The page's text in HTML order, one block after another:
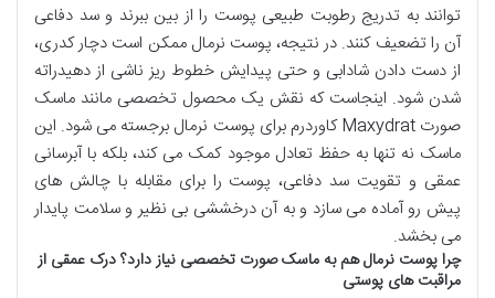
توانند به تدریج رطوبت طبیعی پوست را از بین ببرند و سد دفاعی
آن را تضعیف کنند. در نتیجه، پوست نرمال ممکن است دچار کدری،
از دست دادن شادابی و حتی پیدایش خطوط ریز ناشی از دهیدراته
شدن شود. اینجاست که نقش یک محصول تخصصی مانند ماسک
صورت Maxydrat کاوردرم برای پوست نرمال برجسته می شود. این
ماسک نه تنها به حفظ تعادل موجود کمک می کند، بلکه با آبرسانی
عمقی و تقویت سد دفاعی، پوست را برای مقابله با چالش های
پیش رو آماده می سازد و به آن درخششی بی نظیر و سلامت پایدار
می بخشد.
چرا پوست نرمال هم به ماسک صورت تخصصی نیاز دارد؟ درک عمقی از
مراقبت های پوستی